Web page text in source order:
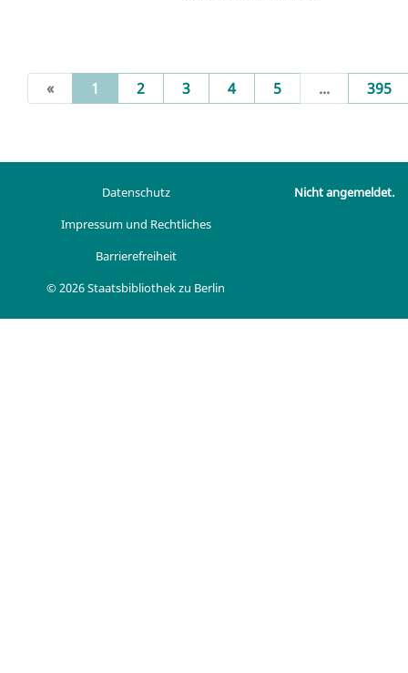
« 1 (current)
2 3 4 5 ... 395
Datenschutz
Impressum und Rechtliches
Barrierefreiheit
© 2026 Staatsbibliothek zu Berlin
Nicht angemeldet.